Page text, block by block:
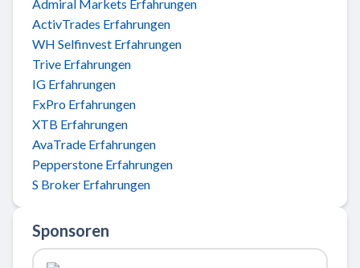
Admiral Markets Erfahrungen
ActivTrades Erfahrungen
WH Selfinvest Erfahrungen
Trive Erfahrungen
IG Erfahrungen
FxPro Erfahrungen
XTB Erfahrungen
AvaTrade Erfahrungen
Pepperstone Erfahrungen
S Broker Erfahrungen
Sponsoren